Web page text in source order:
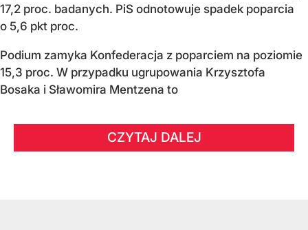
17,2 proc. badanych. PiS odnotowuje spadek poparcia
o 5,6 pkt proc.
Podium zamyka Konfederacja z poparciem na poziomie
15,3 proc. W przypadku ugrupowania Krzysztofa
Bosaka i Sławomira Mentzena to
CZYTAJ DALEJ